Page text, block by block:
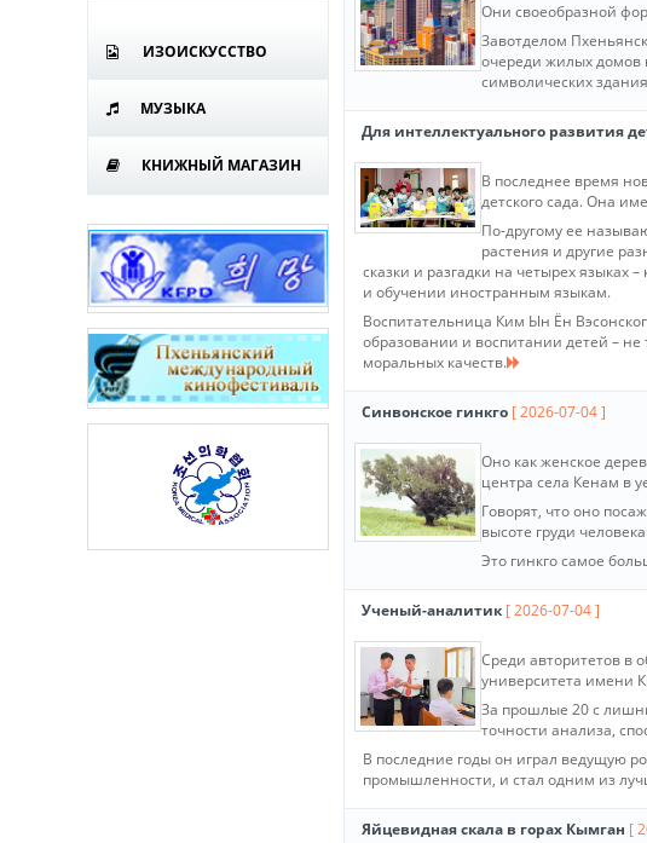
ИЗОИСКУССТВО
МУЗЫКА
КНИЖНЫЙ МАГАЗИН
Они своеобразной
Завотделом
очереди жилых домов
символических
Для интеллектуального развития
В последнее время
детского сада. Она
По-другому ее
растения и другие
сказки и разгадки на четырех языках
и обучении иностранным языкам.
Воспитательница Ким Ын Ён
образовании и воспитании детей –
моральных качеств.
Синвонское гинкго [ 2026-07-04 ]
Оно как женское
центра села Кенам в
Говорят, что оно
высоте груди
Это гинкго самое
Ученый-аналитик [ 2026-07-04 ]
Среди авторитетов в
университета имени
За прошлые 20 с
точности анализа,
В последние годы он играл ведущую
промышленности, и стал одним из
Яйцевидная скала в горах Кымган [